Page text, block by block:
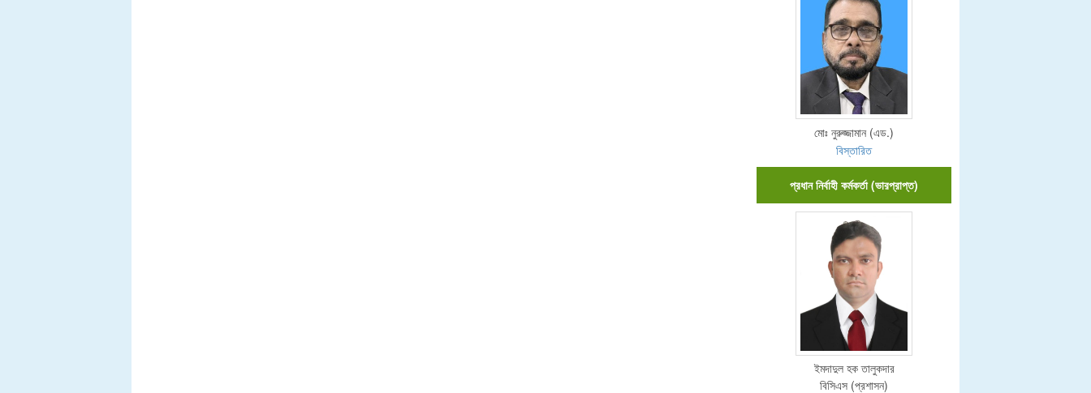
মোঃ নুরুজ্জামান (এড.)
বিস্তারিত
প্রধান নির্বাহী কর্মকর্তা (ভারপ্রাপ্ত)
ইমদাদুল হক তালুকদার
বিসিএস (প্রশাসন)